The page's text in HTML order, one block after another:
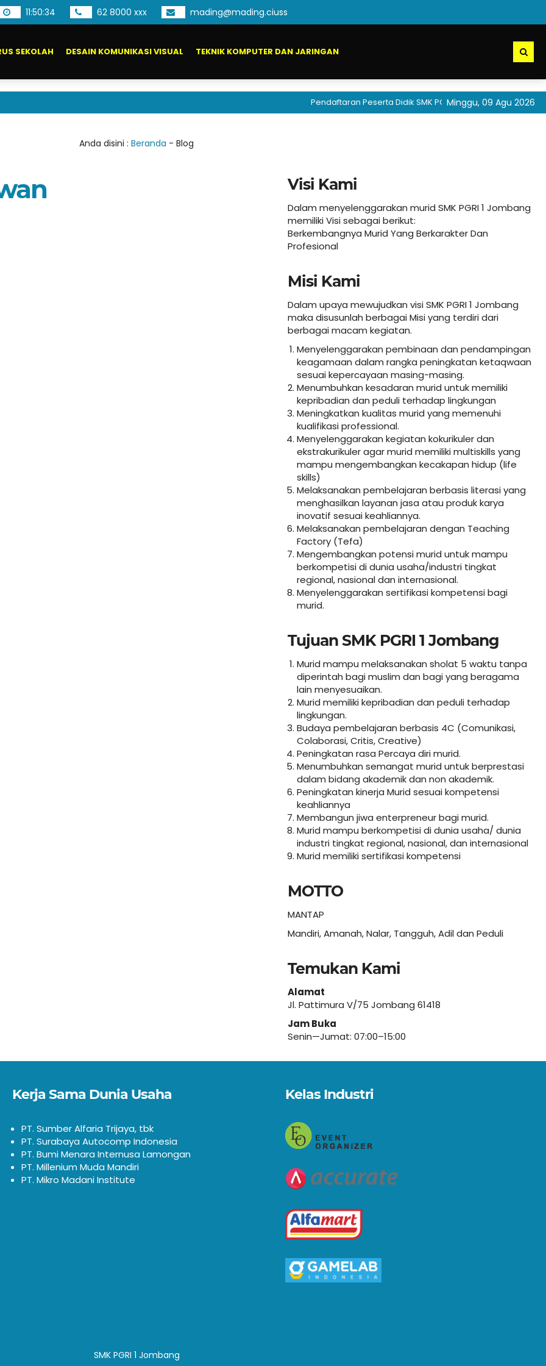
11:50:34 62 8000 xxx mading@mading.ciuss
SEKOLAH DESAIN KOMUNIKASI VISUAL TEKNIK KOMPUTER DAN JARINGAN
Minggu, 09 Agu 2026
Pendaftaran Peserta Didik SMK PGRI 1 Jombang akan segera
Anda disini : Beranda - Blog
Visi Kami
Dalam menyelenggarakan murid SMK PGRI 1 Jombang
memiliki Visi sebagai berikut:
Berkembangnya Murid Yang Berkarakter Dan
Profesional
Misi Kami
Dalam upaya mewujudkan visi SMK PGRI 1 Jombang
maka disusunlah berbagai Misi yang terdiri dari
berbagai macam kegiatan.
Menyelenggarakan pembinaan dan pendampingan
keagamaan dalam rangka peningkatan ketaqwaan
sesuai kepercayaan masing-masing.
Menumbuhkan kesadaran murid untuk memiliki
kepribadian dan peduli terhadap lingkungan
Meningkatkan kualitas murid yang memenuhi
kualifikasi professional.
Menyelenggarakan kegiatan kokurikuler dan
ekstrakurikuler agar murid memiliki multiskills yang
mampu mengembangkan kecakapan hidup (life
skills)
Melaksanakan pembelajaran berbasis literasi yang
menghasilkan layanan jasa atau produk karya
inovatif sesuai keahliannya.
Melaksanakan pembelajaran dengan Teaching
Factory (Tefa)
Mengembangkan potensi murid untuk mampu
berkompetisi di dunia usaha/industri tingkat
regional, nasional dan internasional.
Menyelenggarakan sertifikasi kompetensi bagi
murid.
Tujuan SMK PGRI 1 Jombang
Murid mampu melaksanakan sholat 5 waktu tanpa
diperintah bagi muslim dan bagi yang beragama
lain menyesuaikan.
Murid memiliki kepribadian dan peduli terhadap
lingkungan.
Budaya pembelajaran berbasis 4C (Comunikasi,
Colaborasi, Critis, Creative)
Peningkatan rasa Percaya diri murid.
Menumbuhkan semangat murid untuk berprestasi
dalam bidang akademik dan non akademik.
Peningkatan kinerja Murid sesuai kompetensi
keahliannya
Membangun jiwa enterpreneur bagi murid.
Murid mampu berkompetisi di dunia usaha/ dunia
industri tingkat regional, nasional, dan internasional
Murid memiliki sertifikasi kompetensi
MOTTO
MANTAP
Mandiri, Amanah, Nalar, Tangguh, Adil dan Peduli
Temukan Kami
Alamat
Jl. Pattimura V/75 Jombang 61418
Jam Buka
Senin—Jumat: 07:00–15:00
Kerja Sama Dunia Usaha
PT. Sumber Alfaria Trijaya, tbk
PT. Surabaya Autocomp Indonesia
PT. Bumi Menara Internusa Lamongan
PT. Millenium Muda Mandiri
PT. Mikro Madani Institute
Kelas Industri
SMK PGRI 1 Jombang